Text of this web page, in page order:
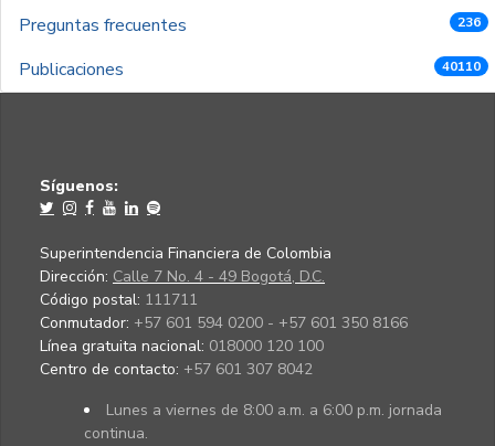
Preguntas frecuentes 236
Publicaciones 40110
Síguenos:
Superintendencia Financiera de Colombia
Dirección: Calle 7 No. 4 - 49 Bogotá, D.C.
Código postal: 111711
Conmutador: +57 601 594 0200 - +57 601 350 8166
Línea gratuita nacional: 018000 120 100
Centro de contacto: +57 601 307 8042
Lunes a viernes de 8:00 a.m. a 6:00 p.m. jornada
continua.